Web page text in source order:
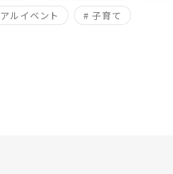
ルイベント
# 子育て